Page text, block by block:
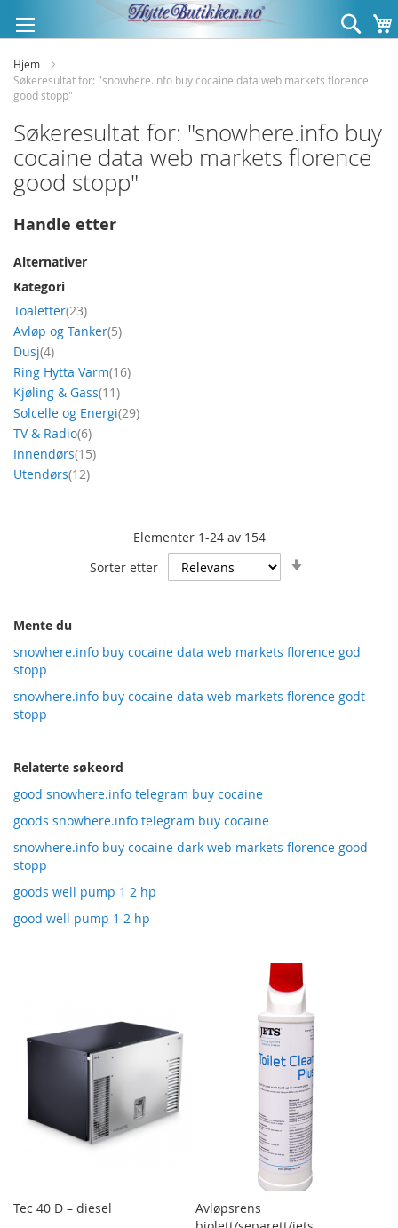
til
innhold
Søk
Hjem
Søkeresultat for: "snowhere.info buy cocaine data web markets florence
good stopp"
Søkeresultat for: "snowhere.info buy
cocaine data web markets florence
good stopp"
Elementer 1-24av 154
Sorter etter
Mente du
snowhere.info buy cocaine data web markets florence god
stopp
snowhere.info buy cocaine data web markets florence godt
stopp
Relaterte søkeord
good snowhere.info telegram buy cocaine
goods snowhere.info telegram buy cocaine
snowhere.info buy cocaine dark web markets florence good
stopp
goods well pump 1 2 hp
good well pump 1 2 hp
Tec 40 D – diesel
Avløpsrens
Handle etter
Alternativer
Kategori
Toaletter 23produkt
Avløp og Tanker 5produkt
Dusj 4produkt
Ring Hytta Varm 16produkt
Kjøling & Gass 11produkt
Solcelle og Energi 29produkt
TV & Radio 6produkt
Innendørs 15produkt
Utendørs 12produkt